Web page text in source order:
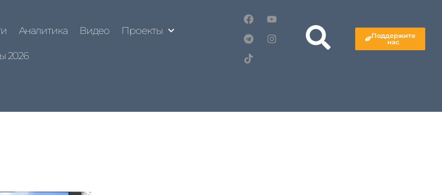
Аналитика Видео Проекты
2026
Поддержите
нас